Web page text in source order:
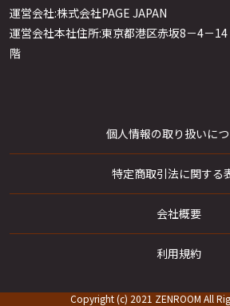
薬膳の知っトク情報や割引セール
お知らせメールマガジンは会員登録から!>
運営会社:株式会社PAGE JAPAN
運営会社本社住所:東京都港区赤坂8－4－
階
個人情報の取り扱いに
特定商取引法に関する
会社概要
利用規約
Copyright (c) 2021 ZENROOM All